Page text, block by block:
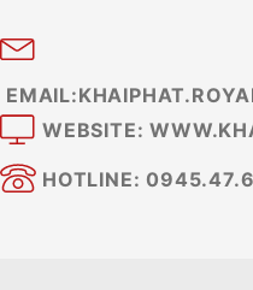
WEBSITE:
HOTLINE: